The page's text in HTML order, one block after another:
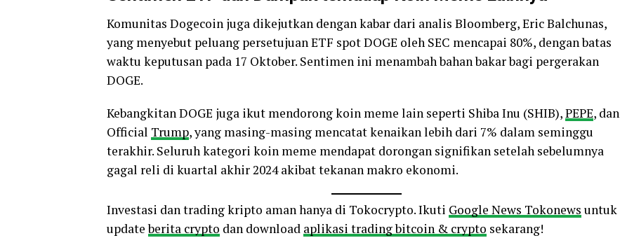
Komunitas Dogecoin juga dikejutkan dengan kabar dari analis Bloomberg, Eric Balchunas,
yang menyebut peluang persetujuan ETF spot DOGE oleh SEC mencapai 80%, dengan batas
waktu keputusan pada 17 Oktober. Sentimen ini menambah bahan bakar bagi pergerakan
DOGE.
Kebangkitan DOGE juga ikut mendorong koin meme lain seperti Shiba Inu (SHIB),PEPE, dan
Official Trump, yang masing-masing mencatat kenaikan lebih dari 7% dalam seminggu
terakhir. Seluruh kategori koin meme mendapat dorongan signifikan setelah sebelumnya
gagal reli di kuartal akhir 2024 akibat tekanan makro ekonomi.
Investasi dan trading kripto aman hanya di Tokocrypto. Ikuti Google News Tokonews untuk
updateberita crypto dan download aplikasi trading bitcoin & crypto sekarang!